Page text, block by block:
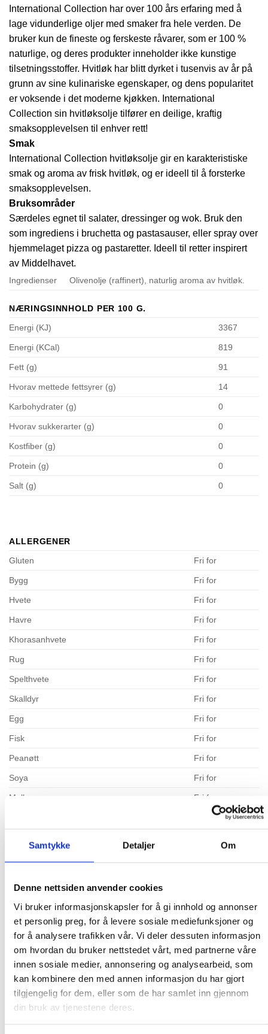
Samtykke Detaljer Om
Denne nettsiden anvender cookies
Vi bruker informasjonskapsler for å gi innhold og annonser
et personlig preg, for å levere sosiale mediefunksjoner og
for å analysere trafikken vår. Vi deler dessuten informasjon
om hvordan du bruker nettstedet vårt, med partnerne våre
innen sosiale medier, annonsering og analysearbeid, som
kan kombinere den med annen informasjon du har gjort
tilgjengelig for dem, eller som de har samlet inn gjennom
din bruk av tjenestene deres.
International Collection har over 100 års erfaring med å
lage vidunderlige oljer med smaker fra hele verden. De
bruker kun de fineste og ferskeste råvarer, som er 100 %
naturlige, og deres produkter inneholder ikke kunstige
tilsetningsstoffer. Hvitløk har blitt dyrket i tusenvis av år på
grunn av sine kulinariske egenskaper, og dens popularitet
er voksende i det moderne kjøkken. International
Collection sin hvitløksolje tilfører en deilige, kraftig
smaksopplevelsen til enhver rett!
Smak
International Collection hvitløksolje gir en karakteristiske
smak og aroma av frisk hvitløk, og er ideell til å forsterke
smaksopplevelsen.
Bruksområder
Særdeles egnet til salater, dressinger og wok. Bruk den
som ingrediens i bruchetta og pastasauser, eller spray over
hjemmelaget pizza og pastaretter. Ideell til retter inspirert
av Middelhavet.
Ingredienser Olivenolje (raffinert), naturlig aroma av hvitløk.
NÆRINGSINNHOLD PER 100 G.
Energi (KJ)
3367
Energi (KCal) 819
Fett (g) 91
Hvorav mettede fettsyrer (g) 14
Karbohydrater (g) 0
Hvorav sukkerarter (g) 0
Kostfiber (g) 0
Protein (g) 0
Salt (g) 0
ALLERGENER
Gluten
Fri for
Bygg Fri for
Hvete Fri for
Havre Fri for
Khorasanhvete Fri for
Rug Fri for
Spelthvete Fri for
Skalldyr Fri for
Egg Fri for
Fisk Fri for
Peanøtt Fri for
Soya Fri for
Melk Fri for
Fri for
Macademianøtter Fri for
Pekannøtter Fri for
Pistasienøtter Fri for
Valnøtter Fri for
Selleri Fri for